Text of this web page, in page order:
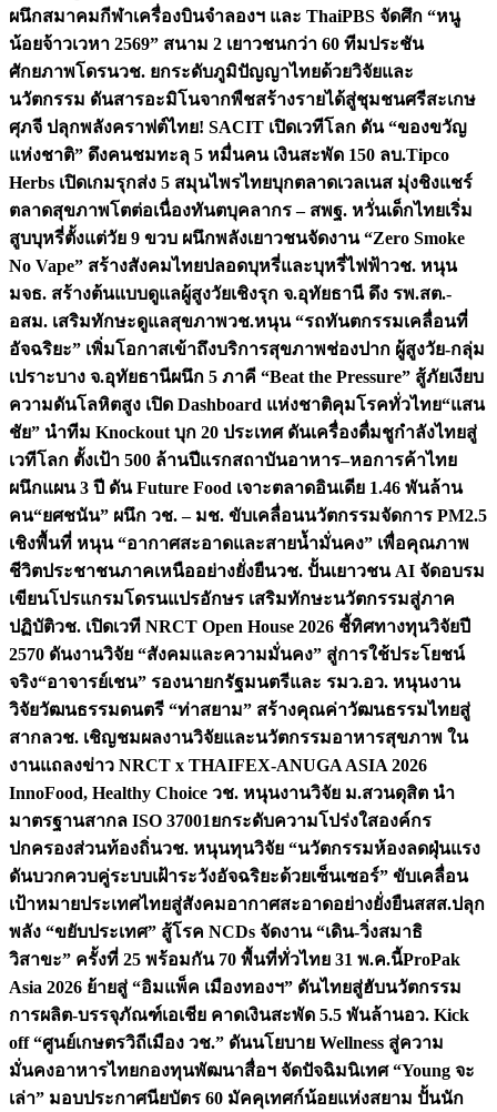
ผนึกสมาคมกีฬาเครื่องบินจำลองฯ และ ThaiPBS จัดศึก “หนู
น้อยจ้าวเวหา 2569” สนาม 2 เยาวชนกว่า 60 ทีมประชัน
ศักยภาพโดรนวช. ยกระดับภูมิปัญญาไทยด้วยวิจัยและ
นวัตกรรม ดันสารอะมิโนจากพืชสร้างรายได้สู่ชุมชนศรีสะเกษ
ศุภจี ปลุกพลังคราฟต์ไทย! SACIT เปิดเวทีโลก ดัน “ของขวัญ
แห่งชาติ” ดึงคนชมทะลุ 5 หมื่นคน เงินสะพัด 150 ลบ.Tipco
Herbs เปิดเกมรุกส่ง 5 สมุนไพรไทยบุกตลาดเวลเนส มุ่งชิงแชร์
ตลาดสุขภาพโตต่อเนื่องทันตบุคลากร – สพฐ. หวั่นเด็กไทยเริ่ม
สูบบุหรี่ตั้งแต่วัย 9 ขวบ ผนึกพลังเยาวชนจัดงาน “Zero Smoke
No Vape” สร้างสังคมไทยปลอดบุหรี่และบุหรี่ไฟฟ้าวช. หนุน
มจธ. สร้างต้นแบบดูแลผู้สูงวัยเชิงรุก จ.อุทัยธานี ดึง รพ.สต.-
อสม. เสริมทักษะดูแลสุขภาพวช.หนุน “รถทันตกรรมเคลื่อนที่
อัจฉริยะ” เพิ่มโอกาสเข้าถึงบริการสุขภาพช่องปาก ผู้สูงวัย-กลุ่ม
เปราะบาง จ.อุทัยธานีผนึก 5 ภาคี “Beat the Pressure” สู้ภัยเงียบ
ความดันโลหิตสูง เปิด Dashboard แห่งชาติคุมโรคทั่วไทย“แสน
ชัย” นำทีม Knockout บุก 20 ประเทศ ดันเครื่องดื่มชูกำลังไทยสู่
เวทีโลก ตั้งเป้า 500 ล้านปีแรกสถาบันอาหาร–หอการค้าไทย
ผนึกแผน 3 ปี ดัน Future Food เจาะตลาดอินเดีย 1.46 พันล้าน
คน“ยศชนัน” ผนึก วช. – มช. ขับเคลื่อนนวัตกรรมจัดการ PM2.5
เชิงพื้นที่ หนุน “อากาศสะอาดและสายน้ำมั่นคง” เพื่อคุณภาพ
ชีวิตประชาชนภาคเหนืออย่างยั่งยืนวช. ปั้นเยาวชน AI จัดอบรม
เขียนโปรแกรมโดรนแปรอักษร เสริมทักษะนวัตกรรมสู่ภาค
ปฏิบัติวช. เปิดเวที NRCT Open House 2026 ชี้ทิศทางทุนวิจัยปี
2570 ดันงานวิจัย “สังคมและความมั่นคง” สู่การใช้ประโยชน์
จริง“อาจารย์เชน” รองนายกรัฐมนตรีและ รมว.อว. หนุนงาน
วิจัยวัฒนธรรมดนตรี “ท่าสยาม” สร้างคุณค่าวัฒนธรรมไทยสู่
สากลวช. เชิญชมผลงานวิจัยและนวัตกรรมอาหารสุขภาพ ใน
งานแถลงข่าว NRCT x THAIFEX-ANUGA ASIA 2026
InnoFood, Healthy Choice วช. หนุนงานวิจัย ม.สวนดุสิต นำ
มาตรฐานสากล ISO 37001ยกระดับความโปร่งใสองค์กร
ปกครองส่วนท้องถิ่นวช. หนุนทุนวิจัย “นวัตกรรมห้องลดฝุ่นแรง
ดันบวกควบคู่ระบบเฝ้าระวังอัจฉริยะด้วยเซ็นเซอร์” ขับเคลื่อน
เป้าหมายประเทศไทยสู่สังคมอากาศสะอาดอย่างยั่งยืนสสส.ปลุก
พลัง “ขยับประเทศ” สู้โรค NCDs จัดงาน “เดิน-วิ่งสมาธิ
วิสาขะ” ครั้งที่ 25 พร้อมกัน 70 พื้นที่ทั่วไทย 31 พ.ค.นี้ProPak
Asia 2026 ย้ายสู่ “อิมแพ็ค เมืองทองฯ” ดันไทยสู่ฮับนวัตกรรม
การผลิต-บรรจุภัณฑ์เอเชีย คาดเงินสะพัด 5.5 พันล้านอว. Kick
off “ศูนย์เกษตรวิถีเมือง วช.” ดันนโยบาย Wellness สู่ความ
มั่นคงอาหารไทยกองทุนพัฒนาสื่อฯ จัดปัจฉิมนิเทศ “Young จะ
เล่า” มอบประกาศนียบัตร 60 มัคคุเทศก์น้อยแห่งสยาม ปั้นนัก